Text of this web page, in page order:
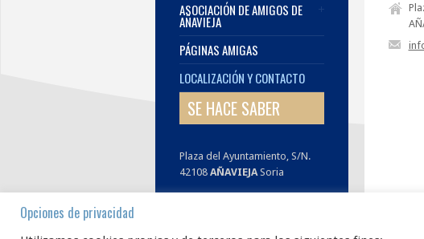
ASOCIACIÓN DE AMIGOS DE
AÑAVIEJA
PÁGINAS AMIGAS
LOCALIZACIÓN Y CONTACTO
SE HACE SABER
Plaza del Ayuntamiento, S/N.
42108 AÑAVIEJASoria
www.añavieja.es
Opciones de privacidad